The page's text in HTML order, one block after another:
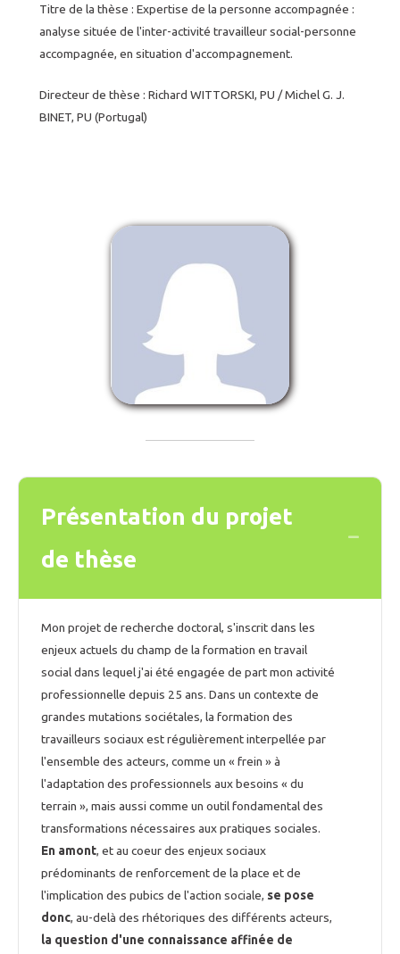
Titre de la thèse : Expertise de la personne accompagnée :
analyse située de l'inter-activité travailleur social-personne
accompagnée, en situation d'accompagnement.
Directeur de thèse : Richard WITTORSKI, PU / Michel G. J.
BINET, PU (Portugal)
Présentation du projet
de thèse
Mon projet de recherche doctoral, s'inscrit dans les
enjeux actuels du champ de la formation en travail
social dans lequel j'ai été engagée de part mon activité
professionnelle depuis 25 ans. Dans un contexte de
grandes mutations sociétales, la formation des
travailleurs sociaux est régulièrement interpellée par
l'ensemble des acteurs, comme un « frein » à
l'adaptation des professionnels aux besoins « du
terrain », mais aussi comme un outil fondamental des
transformations nécessaires aux pratiques sociales.
En amont, et au coeur des enjeux sociaux
prédominants de renforcement de la place et de
l'implication des pubics de l'action sociale, se pose
donc, au-delà des rhétoriques des différents acteurs,
la question d'une connaissance affinée de